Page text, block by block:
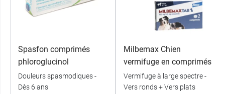
Spasfon comprimés
phloroglucinol
Douleurs spasmodiques -
Dès 6 ans
Milbemax Chien
vermifuge en comprimés
Vermifuge à large spectre -
Vers ronds + Vers plats